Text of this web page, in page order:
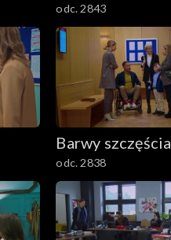
odc. 2843
Barwy szczęścia
odc. 2838